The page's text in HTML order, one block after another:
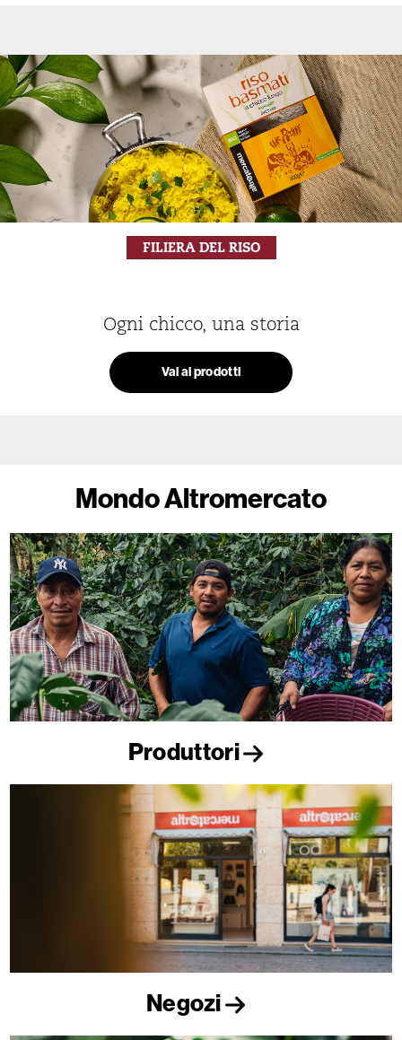
FILIERA DEL RISO
Ogni chicco, una storia
Vai ai prodotti
Mondo Altromercato
Produttori
Negozi